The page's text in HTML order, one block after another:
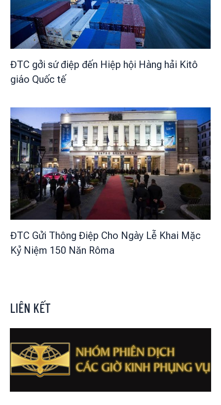
ĐTC gởi sứ điệp đến Hiệp hội Hàng hải Kitô
giáo Quốc tế
ĐTC Gửi Thông Điệp Cho Ngày Lễ Khai Mặc
Kỷ Niệm 150 Năn Rôma
LIÊN KẾT